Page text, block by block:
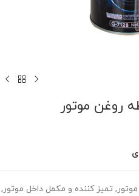
روغن موتور
, تمیز کننده و مکمل داخل موتور,